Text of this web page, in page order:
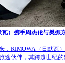
）携手周杰伦与樊振
，RIMOWA（日默瓦
途伙伴，其跨越世纪